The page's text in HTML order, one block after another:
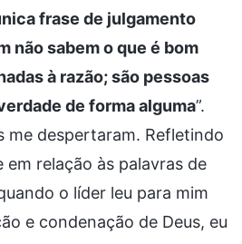
frase de julgamento
não sabem o que é bom
à razão; são pessoas
de forma alguma”.
me despertaram. Refletindo
relação às palavras de
o líder leu para mim
e condenação de Deus, eu